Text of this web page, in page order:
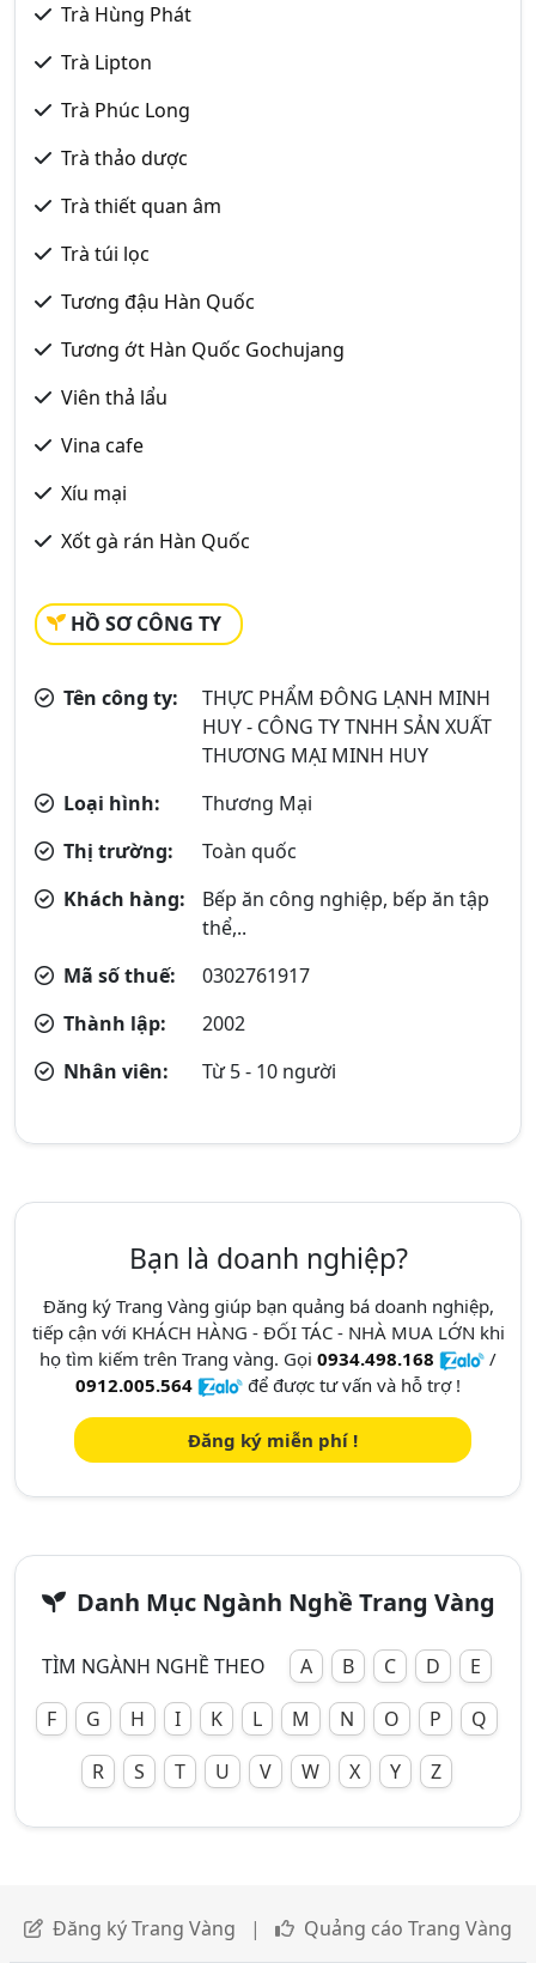
Trà Hùng Phát
Trà Lipton
Trà Phúc Long
Trà thảo dược
Trà thiết quan âm
Trà túi lọc
Tương đậu Hàn Quốc
Tương ớt Hàn Quốc Gochujang
Viên thả lẩu
Vina cafe
Xíu mại
Xốt gà rán Hàn Quốc
HỒ SƠ CÔNG TY
Tên công ty:
THỰC PHẨM ĐÔNG LẠNH MINH
HUY - CÔNG TY TNHH SẢN XUẤT
THƯƠNG MẠI MINH HUY
Loại hình:
Thương Mại
Thị trường:
Toàn quốc
Khách hàng:
Bếp ăn công nghiệp, bếp ăn tập
thể,..
Mã số thuế:
0302761917
Thành lập:
2002
Nhân viên:
Từ 5 - 10 người
Bạn là doanh nghiệp?
Đăng ký Trang Vàng giúp bạn quảng bá doanh nghiệp,
tiếp cận với KHÁCH HÀNG - ĐỐI TÁC - NHÀ MUA LỚN khi
họ tìm kiếm trên Trang vàng. Gọi 0934.498.168
/
0912.005.564
để được tư vấn và hỗ trợ !
Đăng ký miễn phí !
Danh Mục Ngành Nghề Trang Vàng
TÌM NGÀNH NGHỀ THEO A B C D
E
F
G H I K L M N O P
Q
R
S T U V W X Y Z
Đăng ký Trang Vàng | Quảng cáo Trang Vàng